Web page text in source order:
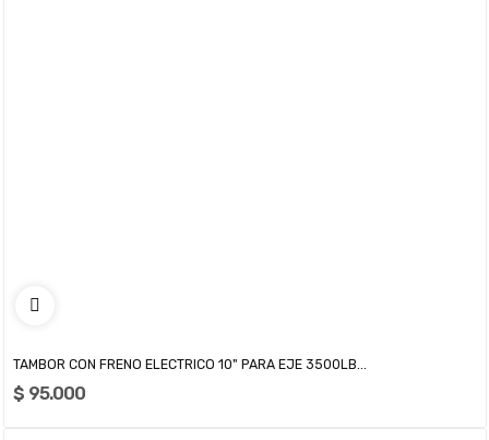
TAMBOR CON FRENO ELECTRICO 10" PARA EJE 3500LB...
$ 95.000